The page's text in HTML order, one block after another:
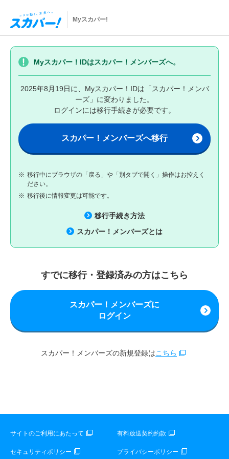
Myスカパー!
Myスカパー！IDはスカパー！メンバーズへ。
2025年8月19日に、Myスカパー！IDは「スカパー！メンバ
ーズ」に変わりました。
ログインには移行手続きが必要です。
スカパー！メンバーズへ移行
※ 移行中にブラウザの「戻る」や「別タブで開く」操作はお控えく
ださい。
※ 移行後に情報変更は可能です。
移行手続き方法
スカパー！メンバーズとは
すでに移行・登録済みの方はこちら
スカパー！メンバーズに
ログイン
スカパー！メンバーズの新規登録はこちら
サイトのご利用にあたって 有料放送契約約款
セキュリティポリシー プライバシーポリシー